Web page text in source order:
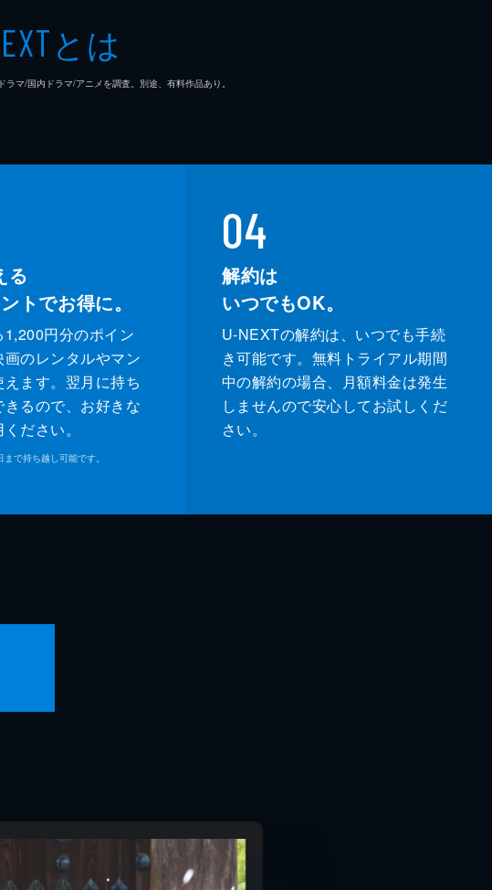
とは
マ/国内ドラマ/アニメを調査。別途、有料作品あり。
る
トでお得に。
円分のポイン
画のレンタルやマン
えます。翌月に持ち
るので、お好きな
ださい。
で持ち越し可能です。
04
解約は
いつでもOK。
U-NEXTの解約は、いつでも手続
き可能です。無料トライアル期間
中の解約の場合、月額料金は発生
しませんので安心してお試しくだ
さい。